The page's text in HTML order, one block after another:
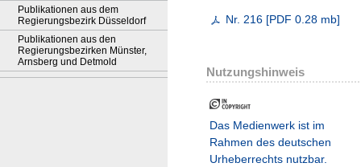
Publikationen aus dem
Regierungsbezirk Düsseldorf
Publikationen aus den
Regierungsbezirken Münster,
Arnsberg und Detmold
Nr. 216 [PDF 0.28 mb]
Nutzungshinweis
Das Medienwerk ist im
Rahmen des deutschen
Urheberrechts nutzbar.